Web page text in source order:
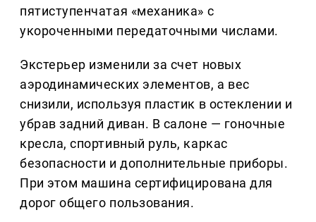
пятиступенчатая «механика» с
укороченными передаточными числами.
Экстерьер изменили за счет новых
аэродинамических элементов, а вес
снизили, используя пластик в остеклении и
убрав задний диван. В салоне — гоночные
кресла, спортивный руль, каркас
безопасности и дополнительные приборы.
При этом машина сертифицирована для
дорог общего пользования.